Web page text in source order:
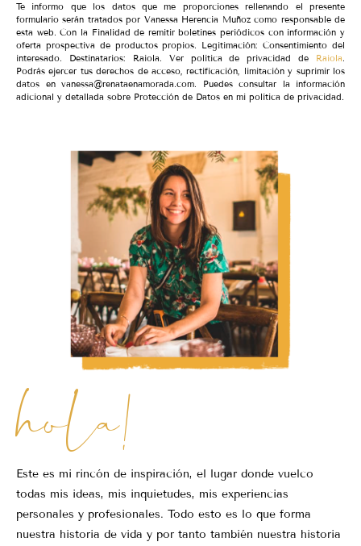
Te informo que los datos que me proporciones rellenando el presente
formulario serán tratados por Vanessa Herencia Muñoz como responsable de
esta web. Con la Finalidad de remitir boletines periódicos con información y
oferta prospectiva de productos propios. Legitimación: Consentimiento del
interesado. Destinatarios: Raiola. Ver política de privacidad de Raiola.
Podrás ejercer tus derechos de acceso, rectificación, limitación y suprimir los
datos en vanessa@renataenamorada.com. Puedes consultar la información
adicional y detallada sobre Protección de Datos en mi política de privacidad.
hola!
Este es mi rincón de inspiración, el lugar donde vuelco
todas mis ideas, mis inquietudes, mis experiencias
personales y profesionales. Todo esto es lo que forma
nuestra historia de vida y por tanto también nuestra historia